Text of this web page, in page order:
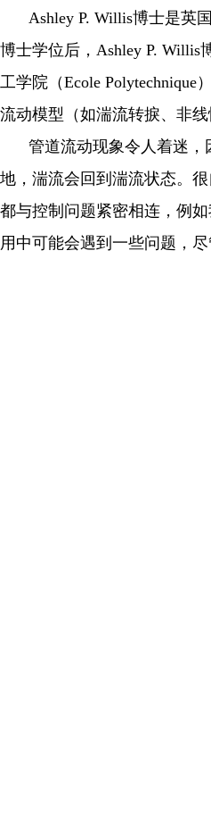
Ashley P. Willis博士是英
博士学位后， Ashley P. Willis
工学院（Ecole Polytechnique
流动模型（如湍流转捩、非
管道流动现象令人着迷
地，湍流会回到湍流状态。
都与控制问题紧密相连，例
用中可能会遇到一些问题，